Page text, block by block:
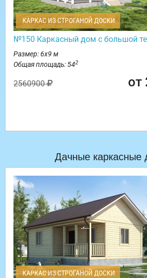
КАРКАС ИЗ СТРОГАНОЙ ДОСКИ
№150 Каркасный дом с большой
Размер: 6х9 м
Общая площадь: 542
2560900 от
Дачные каркасные
КАРКАС ИЗ СТРОГАНОЙ ДОСКИ